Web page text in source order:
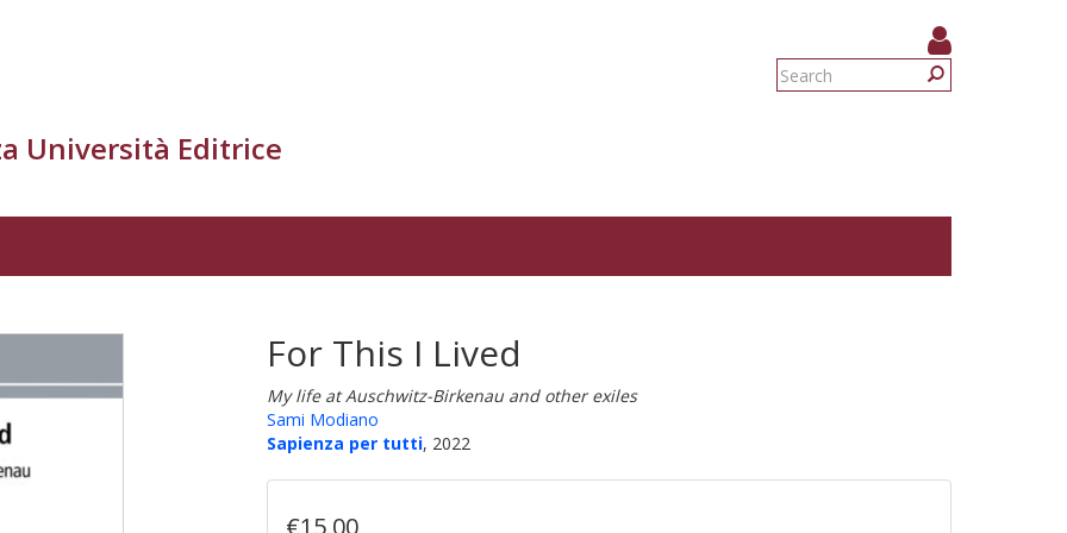
Search
Università Editrice
For This I Lived
My life at Auschwitz-Birkenau and other exiles
Sami Modiano
Sapienza per tutti, 2022
€15,00